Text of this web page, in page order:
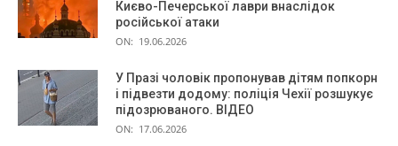
Києво-Печерської лаври внаслідок
російської атаки
ON: 19.06.2026
У Празі чоловік пропонував дітям попкорн
і підвезти додому: поліція Чехії розшукує
підозрюваного. ВІДЕО
ON: 17.06.2026